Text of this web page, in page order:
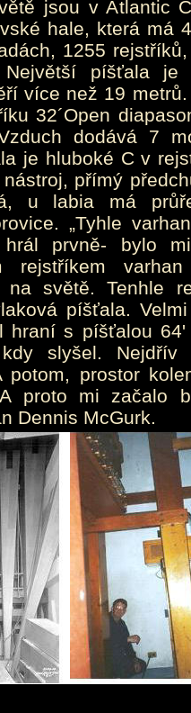
jsou v Atlantic
hale, která má
1255
píšťala je
více než 19
32´Open
dodává 7
je hluboké C v
přímý
u labia má
„Tyhle
prvně- bylo
rejstříkem
na světě. Tenhle
píšťala.
hraní s píšťalou 64'
slyšel. Nejdřív
potom, prostor
proto mi začalo
Dennis McGurk.